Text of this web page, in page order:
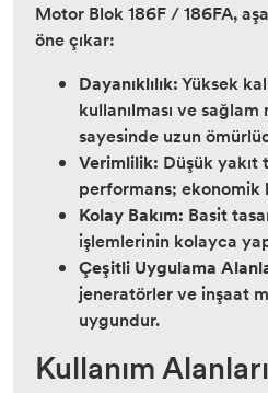
Motor Blok 186F / 186FA,
öne çıkar:
Dayanıklılık:Yüksek
kullanılması ve sağlam
sayesinde uzun
Verimlilik: Düşük
performans; ekonomik
Kolay Bakım: Basit
işlemlerinin kolayca
Çeşitli Uygulama
jeneratörler ve inşaat
uygundur.
Kullanım Alanları